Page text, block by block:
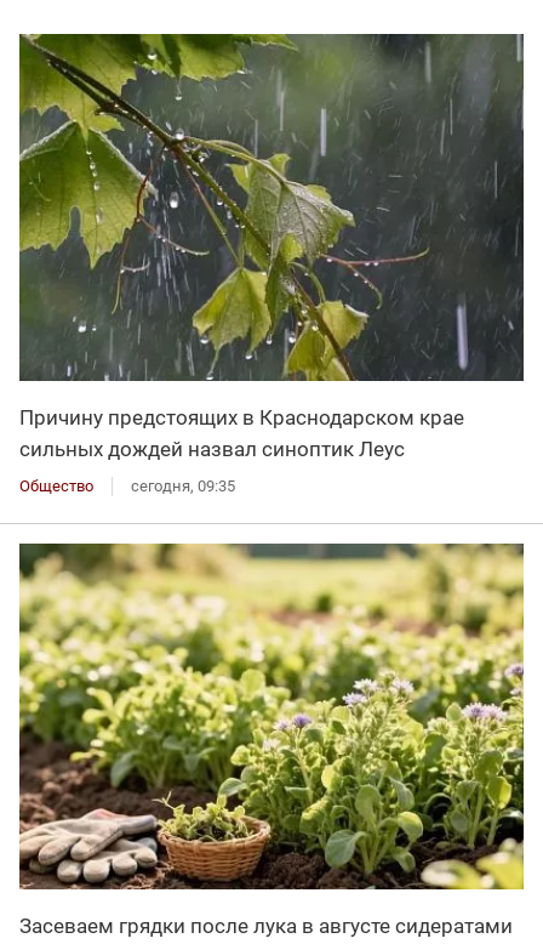
Причину предстоящих в Краснодарском крае
сильных дождей назвал синоптик Леус
Общество сегодня, 09:35
Засеваем грядки после лука в августе сидератами